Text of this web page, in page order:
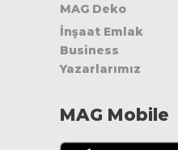
MAG Deko
İnşaat Emlak
Business
Yazarlarımız
MAG Mobile